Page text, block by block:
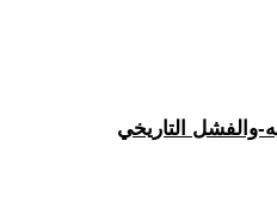
والفشل التاريخي